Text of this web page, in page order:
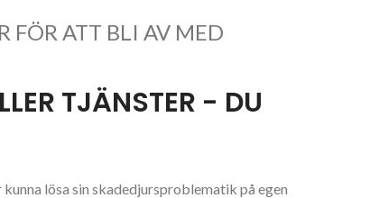
FÖR ATT BLI AV MED
TJÄNSTER - DU
lösa sin skadedjursproblematik på egen